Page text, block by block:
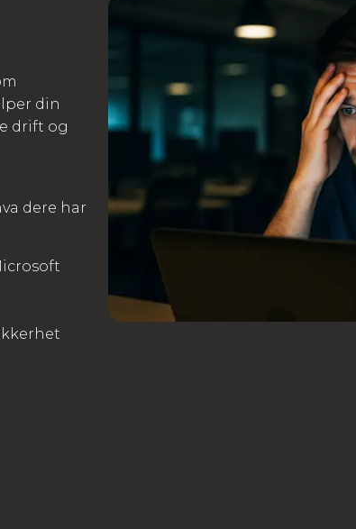
din
drift og
dere har